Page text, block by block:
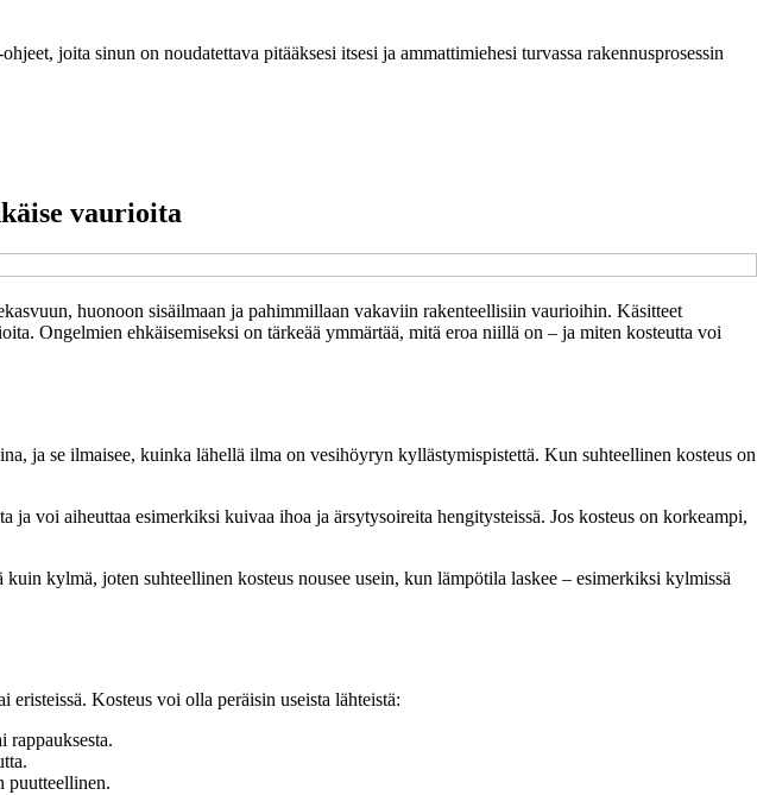
joita sinun on noudatettava pitääksesi itsesi ja ammattimiehesi turvassa rakennusprosessin
vaurioita
huonoon sisäilmaan ja pahimmillaan vakaviin rakenteellisiin vaurioihin. Käsitteet
Ongelmien ehkäisemiseksi on tärkeää ymmärtää, mitä eroa niillä on – ja miten kosteutta voi
ja se ilmaisee, kuinka lähellä ilma on vesihöyryn kyllästymispistettä. Kun suhteellinen kosteus on
ja voi aiheuttaa esimerkiksi kuivaa ihoa ja ärsytysoireita hengitysteissä. Jos kosteus on korkeampi,
kylmä, joten suhteellinen kosteus nousee usein, kun lämpötila laskee – esimerkiksi kylmissä
eristeissä. Kosteus voi olla peräisin useista lähteistä:
rappauksesta.
puutteellinen.